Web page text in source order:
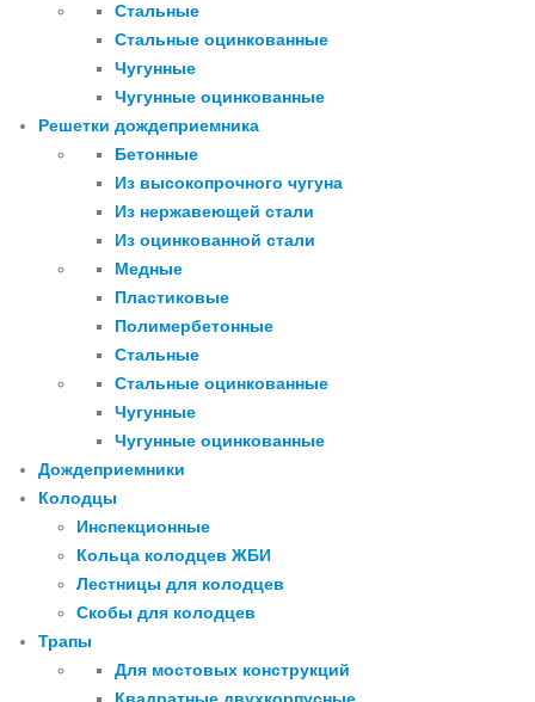
Стальные
Стальные оцинкованные
Чугунные
Чугунные оцинкованные
Решетки дождеприемника
Бетонные
Из высокопрочного чугуна
Из нержавеющей стали
Из оцинкованной стали
Медные
Пластиковые
Полимербетонные
Стальные
Стальные оцинкованные
Чугунные
Чугунные оцинкованные
Дождеприемники
Колодцы
Инспекционные
Кольца колодцев ЖБИ
Лестницы для колодцев
Скобы для колодцев
Трапы
Для мостовых конструкций